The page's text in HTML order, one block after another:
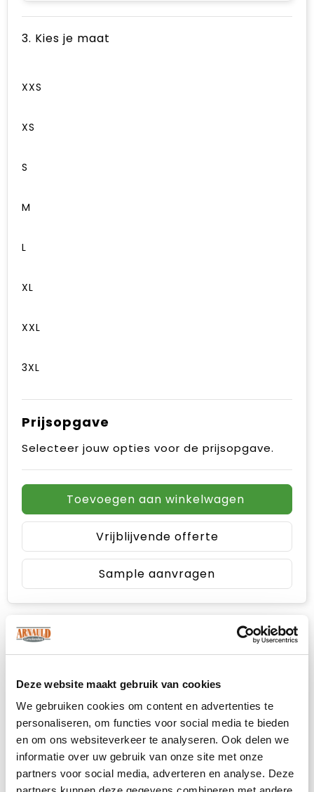
Deze website maakt gebruik van cookies
We gebruiken cookies om content en advertenties te
personaliseren, om functies voor social media te bieden
en om ons websiteverkeer te analyseren. Ook delen we
informatie over uw gebruik van onze site met onze
partners voor social media, adverteren en analyse. Deze
3. Kies je maat
XXS
XS
S
M
L
XL
XXL
3XL
Prijsopgave
Selecteer jouw opties voor de prijsopgave.
Toevoegen aan winkelwagen
Vrijblijvende offerte
Sample aanvragen